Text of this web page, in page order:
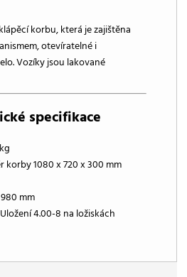
korbu, která je zajištěna
otevíratelné i
Vozíky jsou lakované
specifikace
korby 1080 x 720 x 300 mm
mm
4.00-8 na ložiskách